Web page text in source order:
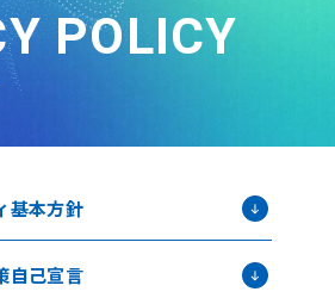
POLICY
基本方針
自己宣言